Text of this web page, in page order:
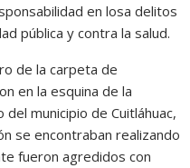
en losa delitos
pública y contra la salud.
de la carpeta de
en la esquina de la
municipio de Cuitláhuac,
se encontraban realizando
fueron agredidos con